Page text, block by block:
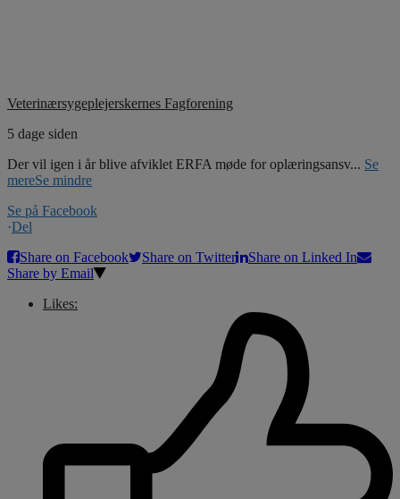
Veterinærsygeplejerskernes Fagforening
5 dage siden
Der vil igen i år blive afviklet ERFA møde for oplæringsansv... Se
mereSe mindre
Se på Facebook
·Del
Share on Facebook
Share on Twitter
Share on Linked In
Share by Email
Likes: